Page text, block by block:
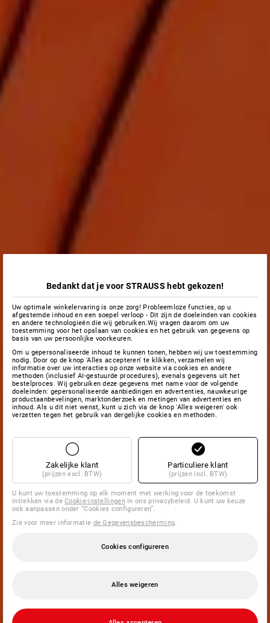
Bedankt dat je voor STRAUSS hebt gekozen!
Uw optimale winkelervaring is onze zorg! Probleemloze functies, op u
afgestemde inhoud en een soepel verloop - Dit zijn de doeleinden van cookies
en andere technologieën die wij gebruiken.Wij vragen daarom om uw
toestemming voor het opslaan van cookies en het gebruik van gegevens op
basis van uw persoonlijke voorkeuren.
Om u gepersonaliseerde inhoud te kunnen tonen, hebben wij uw toestemming
nodig. Door op de knop 'Alles accepteren' te klikken, verzamelen wij
informatie over uw interacties op onze website via cookies en andere
methoden (inclusief AI-gestuurde procedures), evenals gegevens uit het
bestelproces. Wij gebruiken deze gegevens met name voor de volgende
doeleinden: gepersonaliseerde aanbiedingen en advertenties, nauwkeurige
productaanbevelingen, marktonderzoek en metingen van advertenties en
inhoud. Als u dit niet wenst, kunt u zich via de knop 'Alles weigeren' ook
verzetten tegen het gebruik van dergelijke cookies en methoden.
Zakelijke klant
(prijzen excl. BTW)
Particuliere klant
(prijzen incl. BTW)
U kunt uw toestemming op elk moment met werking voor de toekomst
intrekken via deCookie-instellingenin ons privacybeleid. U kunt uw keuze
ook aanpassen onder “Cookies configureren”.
Zie voor meer informatie de Gegevensbescherming.
Cookies configureren
Alles weigeren